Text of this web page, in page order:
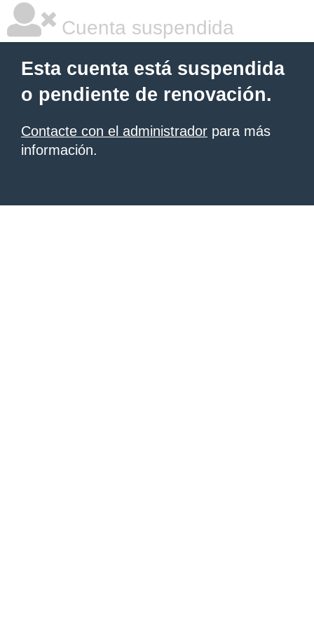
Cuenta suspendida
Esta cuenta está suspendida
o pendiente de renovación.
Contacte con el administrador para más
información.